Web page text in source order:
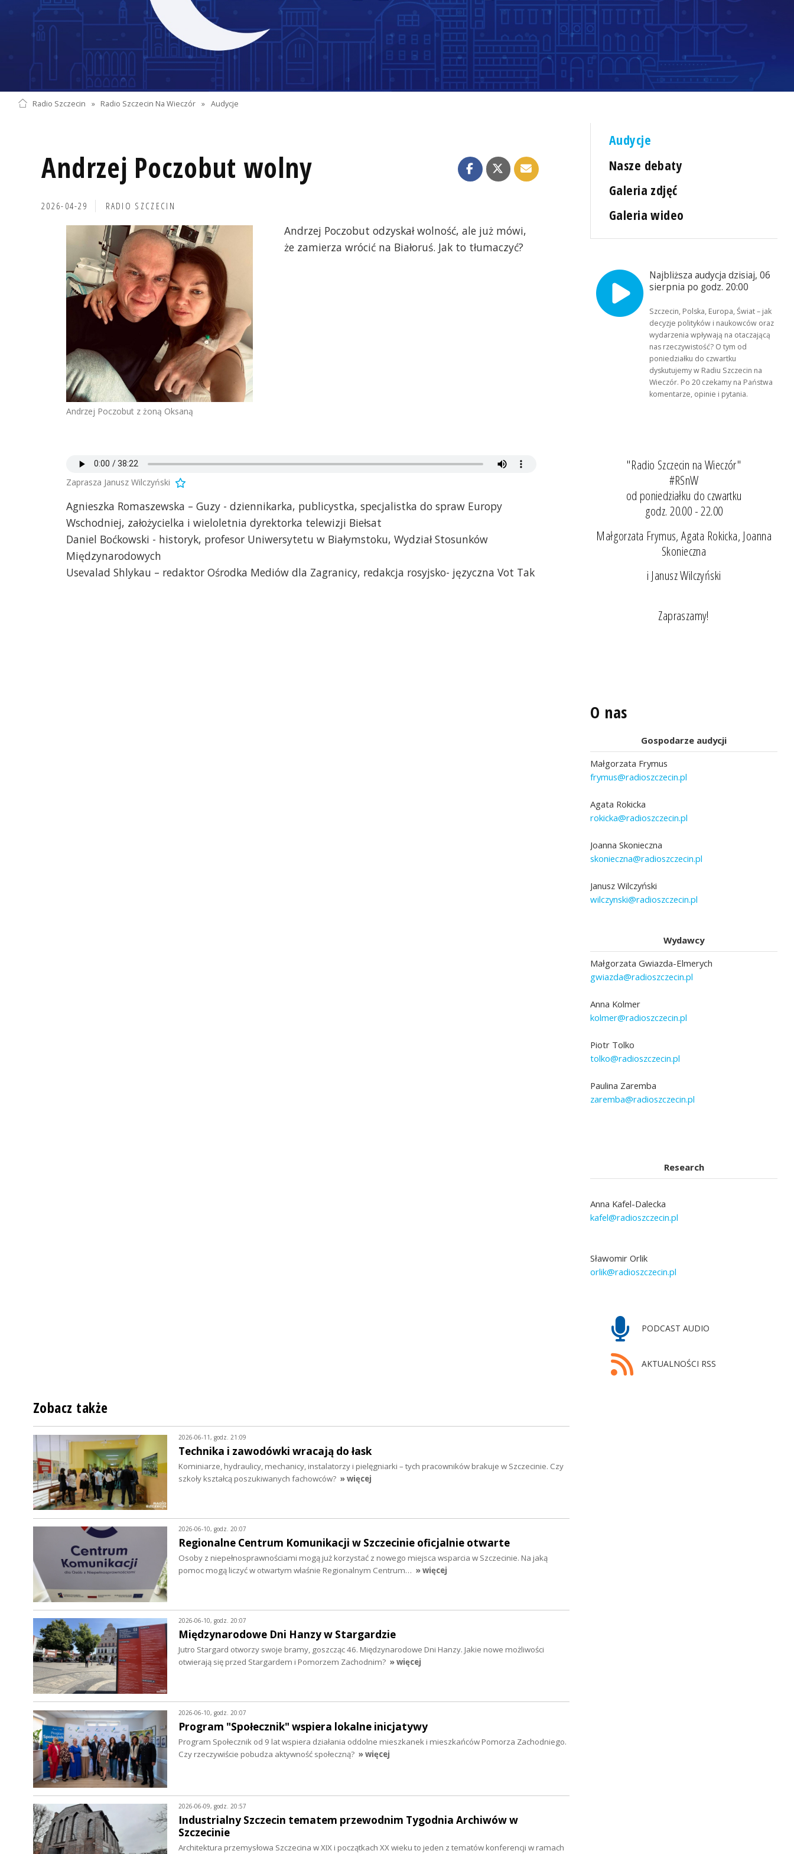
Radio Szczecin » Radio Szczecin Na Wieczór » Audycje
Andrzej Poczobut wolny
2026-04-29 RADIO SZCZECIN
Andrzej Poczobut z żoną Oksaną
Andrzej Poczobut odzyskał wolność, ale już mówi,
że zamierza wrócić na Białoruś. Jak to tłumaczyć?
Zaprasza Janusz Wilczyński
Agnieszka Romaszewska – Guzy - dziennikarka, publicystka, specjalistka do spraw Europy
Wschodniej, założycielka i wieloletnia dyrektorka telewizji Biełsat
Daniel Boćkowski - historyk, profesor Uniwersytetu w Białymstoku, Wydział Stosunków
Międzynarodowych
Usevalad Shlykau – redaktor Ośrodka Mediów dla Zagranicy, redakcja rosyjsko- języczna Vot Tak
Audycje
Nasze debaty
Galeria zdjęć
Galeria wideo
Najbliższa audycja dzisiaj, 06
sierpnia po godz. 20:00
Szczecin, Polska, Europa, Świat – jak
decyzje polityków i naukowców oraz
wydarzenia wpływają na otaczającą
nas rzeczywistość? O tym od
poniedziałku do czwartku
dyskutujemy w Radiu Szczecin na
Wieczór. Po 20 czekamy na Państwa
komentarze, opinie i pytania.
"Radio Szczecin na Wieczór"
#RSnW
od poniedziałku do czwartku
godz. 20.00 - 22.00
Małgorzata Frymus, Agata Rokicka, Joanna
Skonieczna
i Janusz Wilczyński
Zapraszamy!
O nas
Gospodarze audycji
Małgorzata Frymus
frymus@radioszczecin.pl
Agata Rokicka
rokicka@radioszczecin.pl
Joanna Skonieczna
skonieczna@radioszczecin.pl
Janusz Wilczyński
wilczynski@radioszczecin.pl
Wydawcy
Małgorzata Gwiazda-Elmerych
gwiazda@radioszczecin.pl
Anna Kolmer
kolmer@radioszczecin.pl
Piotr Tolko
tolko@radioszczecin.pl
Paulina Zaremba
zaremba@radioszczecin.pl
Research
Anna Kafel-Dalecka
kafel@radioszczecin.pl
Sławomir Orlik
orlik@radioszczecin.pl
PODCAST AUDIO
AKTUALNOŚCI RSS
Zobacz także
2026-06-11, godz. 21:09
Technika i zawodówki wracają do łask
Kominiarze, hydraulicy, mechanicy, instalatorzy i pielęgniarki – tych pracowników brakuje w Szczecinie. Czy
szkoły kształcą poszukiwanych fachowców? » więcej
2026-06-10, godz. 20:07
Regionalne Centrum Komunikacji w Szczecinie oficjalnie otwarte
Osoby z niepełnosprawnościami mogą już korzystać z nowego miejsca wsparcia w Szczecinie. Na jaką
pomoc mogą liczyć w otwartym właśnie Regionalnym Centrum… » więcej
2026-06-10, godz. 20:07
Międzynarodowe Dni Hanzy w Stargardzie
Jutro Stargard otworzy swoje bramy, goszcząc 46. Międzynarodowe Dni Hanzy. Jakie nowe możliwości
otwierają się przed Stargardem i Pomorzem Zachodnim? » więcej
2026-06-10, godz. 20:07
Program "Społecznik" wspiera lokalne inicjatywy
Program Społecznik od 9 lat wspiera działania oddolne mieszkanek i mieszkańców Pomorza Zachodniego.
Czy rzeczywiście pobudza aktywność społeczną? » więcej
2026-06-09, godz. 20:57
Industrialny Szczecin tematem przewodnim Tygodnia Archiwów w
Szczecinie
Architektura przemysłowa Szczecina w XIX i początkach XX wieku to jeden z tematów konferencji w ramach